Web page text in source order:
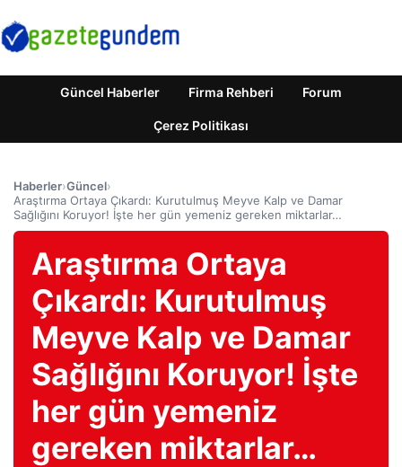
Güncel Haberler Firma Rehberi Forum
Çerez Politikası
Haberler›Güncel›
Araştırma Ortaya Çıkardı: Kurutulmuş Meyve Kalp ve Damar
Sağlığını Koruyor! İşte her gün yemeniz gereken miktarlar…
Araştırma Ortaya
Çıkardı: Kurutulmuş
Meyve Kalp ve Damar
Sağlığını Koruyor! İşte
her gün yemeniz
gereken miktarlar…